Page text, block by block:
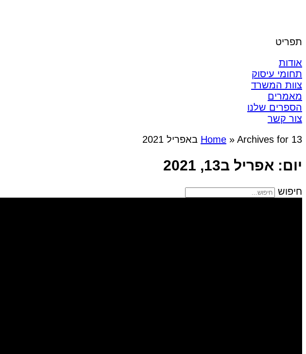
תפריט
אודות
תחומי עיסוק
צוות המשרד
מאמרים
הספרים שלנו
צור קשר
Home » Archives for 13 באפריל 2021
יום: אפריל ב13, 2021
חיפוש